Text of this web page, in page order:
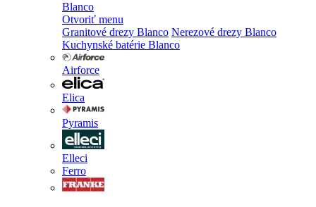
Blanco
Otvoriť menu
Granitové drezy Blanco Nerezové drezy Blanco
Kuchynské batérie Blanco
Airforce
Elica
Pyramis
Elleci
Ferro